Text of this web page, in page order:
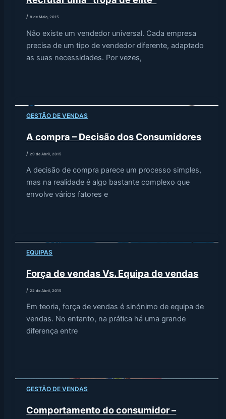
/8 de Maio, 2015
Não existe um vendedor universal. Cada empresa
precisa de um tipo de vendedor diferente, adaptado
as suas necessidades. Por vezes,
GESTÃO DE VENDAS
A compra – Decisão dos Consumidores
/29 de Abril, 2015
A decisão de compra parece um processo simples,
mas na realidade é algo bastante complexo que
envolve vários fatores e
EQUIPAS
Força de vendas Vs. Equipa de vendas
/22 de Abril, 2015
Em teoria, força de vendas é sinónimo de equipa de
vendas. No entanto, na prática há uma grande
diferença entre
GESTÃO DE VENDAS
Comportamento do consumidor –